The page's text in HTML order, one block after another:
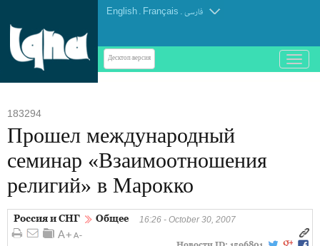
English . Français . فارسی
Десктоп-версия
باز
و
183294
Прошел международный
семинар «Взаимоотношения
религий» в Марокко
Россия и СНГ Общее 16:26 - October 30, 2007